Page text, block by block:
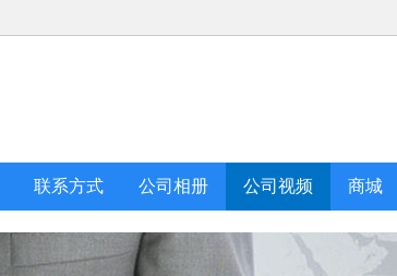
联系方式 公司相册 公司视频 商城